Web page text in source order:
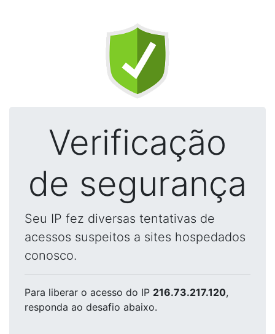
Verificação
de segurança
Seu IP fez diversas tentativas de
acessos suspeitos a sites hospedados
conosco.
Para liberar o acesso do IP 216.73.217.120,
responda ao desafio abaixo.